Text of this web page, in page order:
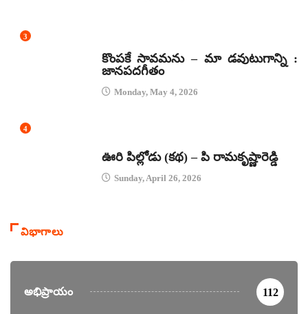
3
కొంపకే సావమను – మా డవుటుగాన్ని :
జానపదగీతం
Monday, May 4, 2026
4
ఊరి పిల్లోడు (కథ) – పి రామకృష్ణారెడ్డి
Sunday, April 26, 2026
విభాగాలు
అభిప్రాయం 112